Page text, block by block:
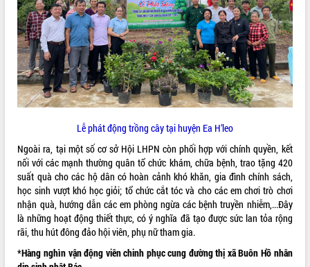
Khám bệnh, cấp phát thuốc miễn phí
và tặng quà người dân xã Cư Pui
Hội nghị UBND tỉnh Đắk Lắk thường kỳ
tháng 7/2026
Lễ truy tặng danh hiệu “Bà Mẹ Việt
Nam Anh hùng” và trao Huân chương
Lao động
UBND tỉnh Đắk Lắk triển khai nhiệm
ALBUM ẢNH
Lễ phát động trồng cây tại huyện Ea H’leo
Ngoài ra, tại một số cơ sở Hội LHPN còn phối hợp với chính quyền, kết
nối với các mạnh thường quân tổ chức khám, chữa bệnh, trao tặng 420
suất quà cho các hộ dân có hoàn cảnh khó khăn, gia đình chính sách,
học sinh vượt khó học giỏi; tổ chức cắt tóc và cho các em chơi trò chơi
nhận quà, hướng dẫn các em phòng ngừa các bệnh truyền nhiễm,...Đây
là những hoạt động thiết thực, có ý nghĩa đã tạo được sức lan tỏa rộng
rãi, thu hút đông đảo hội viên, phụ nữ tham gia.
*Hàng nghìn vận động viên chinh phục cung đường thị xã Buôn Hồ nhân